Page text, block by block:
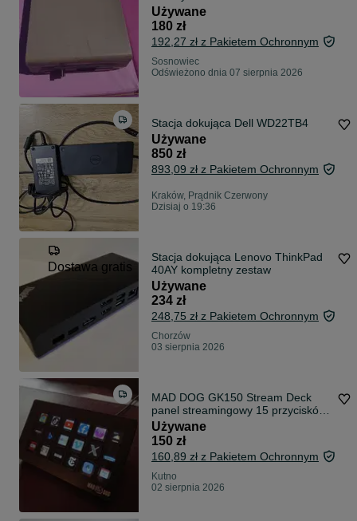
Używane
180 zł
192,27 zł z Pakietem Ochronnym
Sosnowiec
Odświeżono dnia 07 sierpnia 2026
Stacja dokująca Dell WD22TB4
Używane
850 zł
893,09 zł z Pakietem Ochronnym
Kraków, Prądnik Czerwony
Dzisiaj o 19:36
Dostawa gratis
Stacja dokująca Lenovo ThinkPad
40AY kompletny zestaw
Używane
234 zł
248,75 zł z Pakietem Ochronnym
Chorzów
03 sierpnia 2026
MAD DOG GK150 Stream Deck
panel streamingowy 15 przycisków
(Czarny)
Używane
150 zł
160,89 zł z Pakietem Ochronnym
Kutno
02 sierpnia 2026